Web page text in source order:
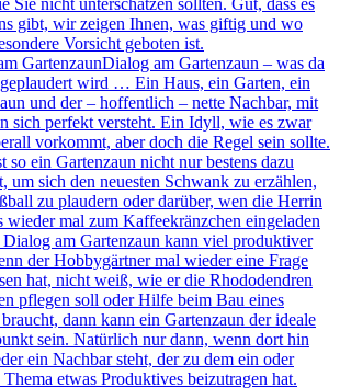
Sie nicht unterschätzen sollten. Gut, dass es
gibt, wir zeigen Ihnen, was giftig und wo
Vorsicht geboten ist.
GartenzaunDialog am Gartenzaun – was da
wird … Ein Haus, ein Garten, ein
und der – hoffentlich – nette Nachbar, mit
sich perfekt versteht. Ein Idyll, wie es zwar
vorkommt, aber doch die Regel sein sollte.
so ein Gartenzaun nicht nur bestens dazu
um sich den neuesten Schwank zu erzählen,
zu plaudern oder darüber, wen die Herrin
wieder mal zum Kaffeekränzchen eingeladen
am Gartenzaun kann viel produktiver
der Hobbygärtner mal wieder eine Frage
hat, nicht weiß, wie er die Rhododendren
pflegen soll oder Hilfe beim Bau eines
dann kann ein Gartenzaun der ideale
sein. Natürlich nur dann, wenn dort hin
ein Nachbar steht, der zu dem ein oder
Thema etwas Produktives beizutragen hat.